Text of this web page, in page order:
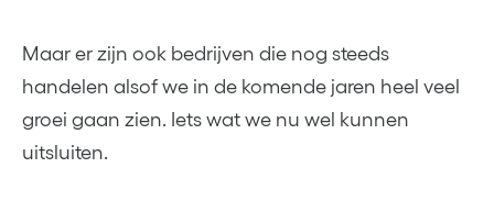
Maar er zijn ook bedrijven die nog steeds
handelen alsof we in de komende jaren heel veel
groei gaan zien. Iets wat we nu wel kunnen
uitsluiten.